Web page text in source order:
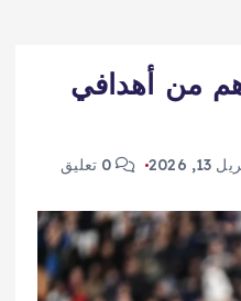
من أهدافي
13, 2026 0 تعليق